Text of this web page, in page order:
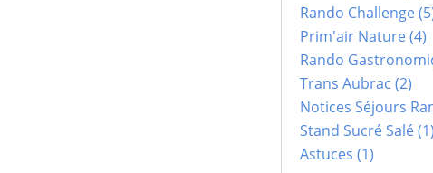
Rando Challenge
Prim'air Nature(4)
Rando
Trans Aubrac (2)
Notices Séjours
Stand Sucré Salé(1)
Astuces (1)